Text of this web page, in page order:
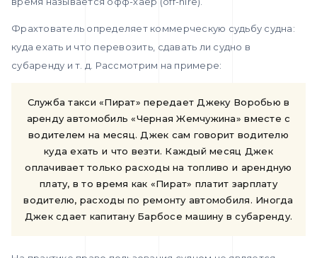
Фрахтователь определяет коммерческую судьбу судна:
куда ехать и что перевозить, сдавать ли судно в
субаренду и т. д. Рассмотрим на примере:
Служба такси «Пират» передает Джеку Воробью в
аренду автомобиль «Черная Жемчужина» вместе с
водителем на месяц. Джек сам говорит водителю
куда ехать и что везти. Каждый месяц Джек
оплачивает только расходы на топливо и арендную
плату, в то время как «Пират» платит зарплату
водителю, расходы по ремонту автомобиля. Иногда
Джек сдает капитану Барбосе машину в субаренду.